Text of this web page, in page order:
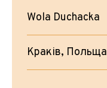
Wola Duchacka
Краків, Польща